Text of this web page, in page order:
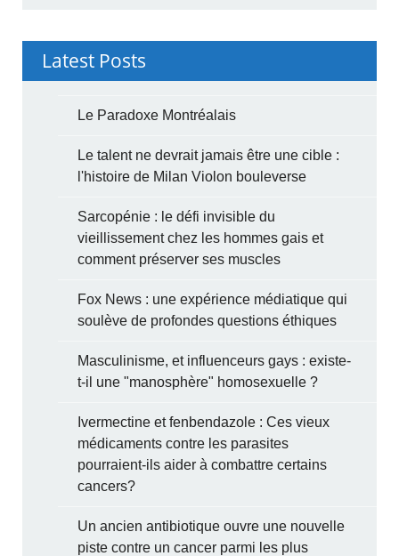
Latest Posts
Le Paradoxe Montréalais
Le talent ne devrait jamais être une cible :
l'histoire de Milan Violon bouleverse
Sarcopénie : le défi invisible du
vieillissement chez les hommes gais et
comment préserver ses muscles
Fox News : une expérience médiatique qui
soulève de profondes questions éthiques
Masculinisme, et influenceurs gays : existe-
t-il une "manosphère" homosexuelle ?
Ivermectine et fenbendazole : Ces vieux
médicaments contre les parasites
pourraient-ils aider à combattre certains
cancers?
Un ancien antibiotique ouvre une nouvelle
piste contre un cancer parmi les plus